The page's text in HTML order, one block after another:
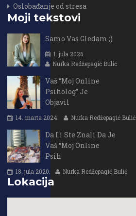
Oslobađanje od stresa
Moji tekstovi
Samo Vas Gledam ;)
1. jula 2026.
Nurka Redžepagić Bulić
Vaš “Moj Online
Psiholog” Je
Objavil
14. marta 2024. Nurka Redžepagić Bulić
Da Li Ste Znali Da Je
Vaš “Moj Online
Psih
18. jula 2020. Nurka Redžepagić Bulić
Lokacija